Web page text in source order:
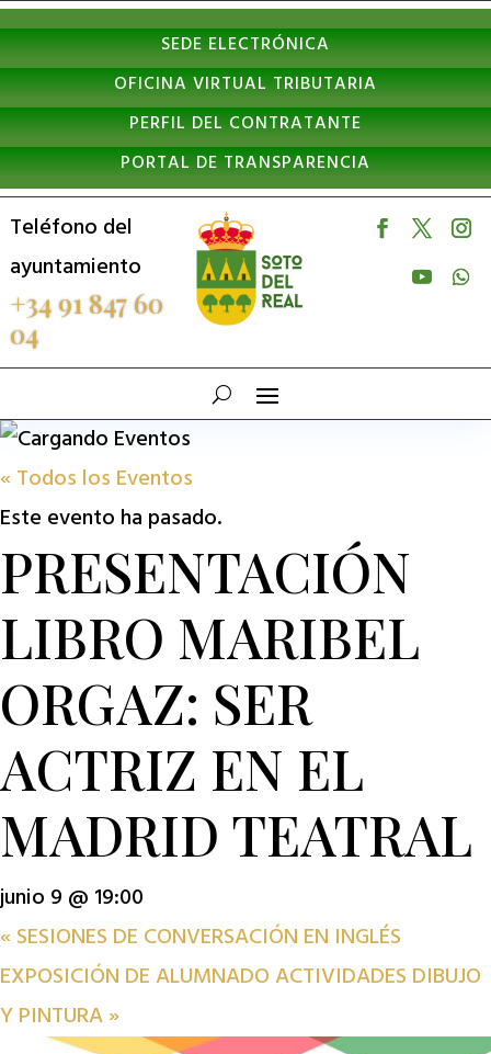
Nota:
este
sitio
web
incluye
un
sistema
de
accesibilidad.
SEDE ELECTRÓNICA
OFICINA VIRTUAL TRIBUTARIA
PERFIL DEL CONTRATANTE
PORTAL DE TRANSPARENCIA
Teléfono del
ayuntamiento
+34 91 847 60
04
« Todos los Eventos
Este evento ha pasado.
PRESENTACIÓN
LIBRO MARIBEL
ORGAZ: SER
ACTRIZ EN EL
MADRID TEATRAL
junio 9 @ 19:00
«SESIONES DE CONVERSACIÓN EN INGLÉS
EXPOSICIÓN DE ALUMNADO ACTIVIDADES DIBUJO
Y PINTURA»